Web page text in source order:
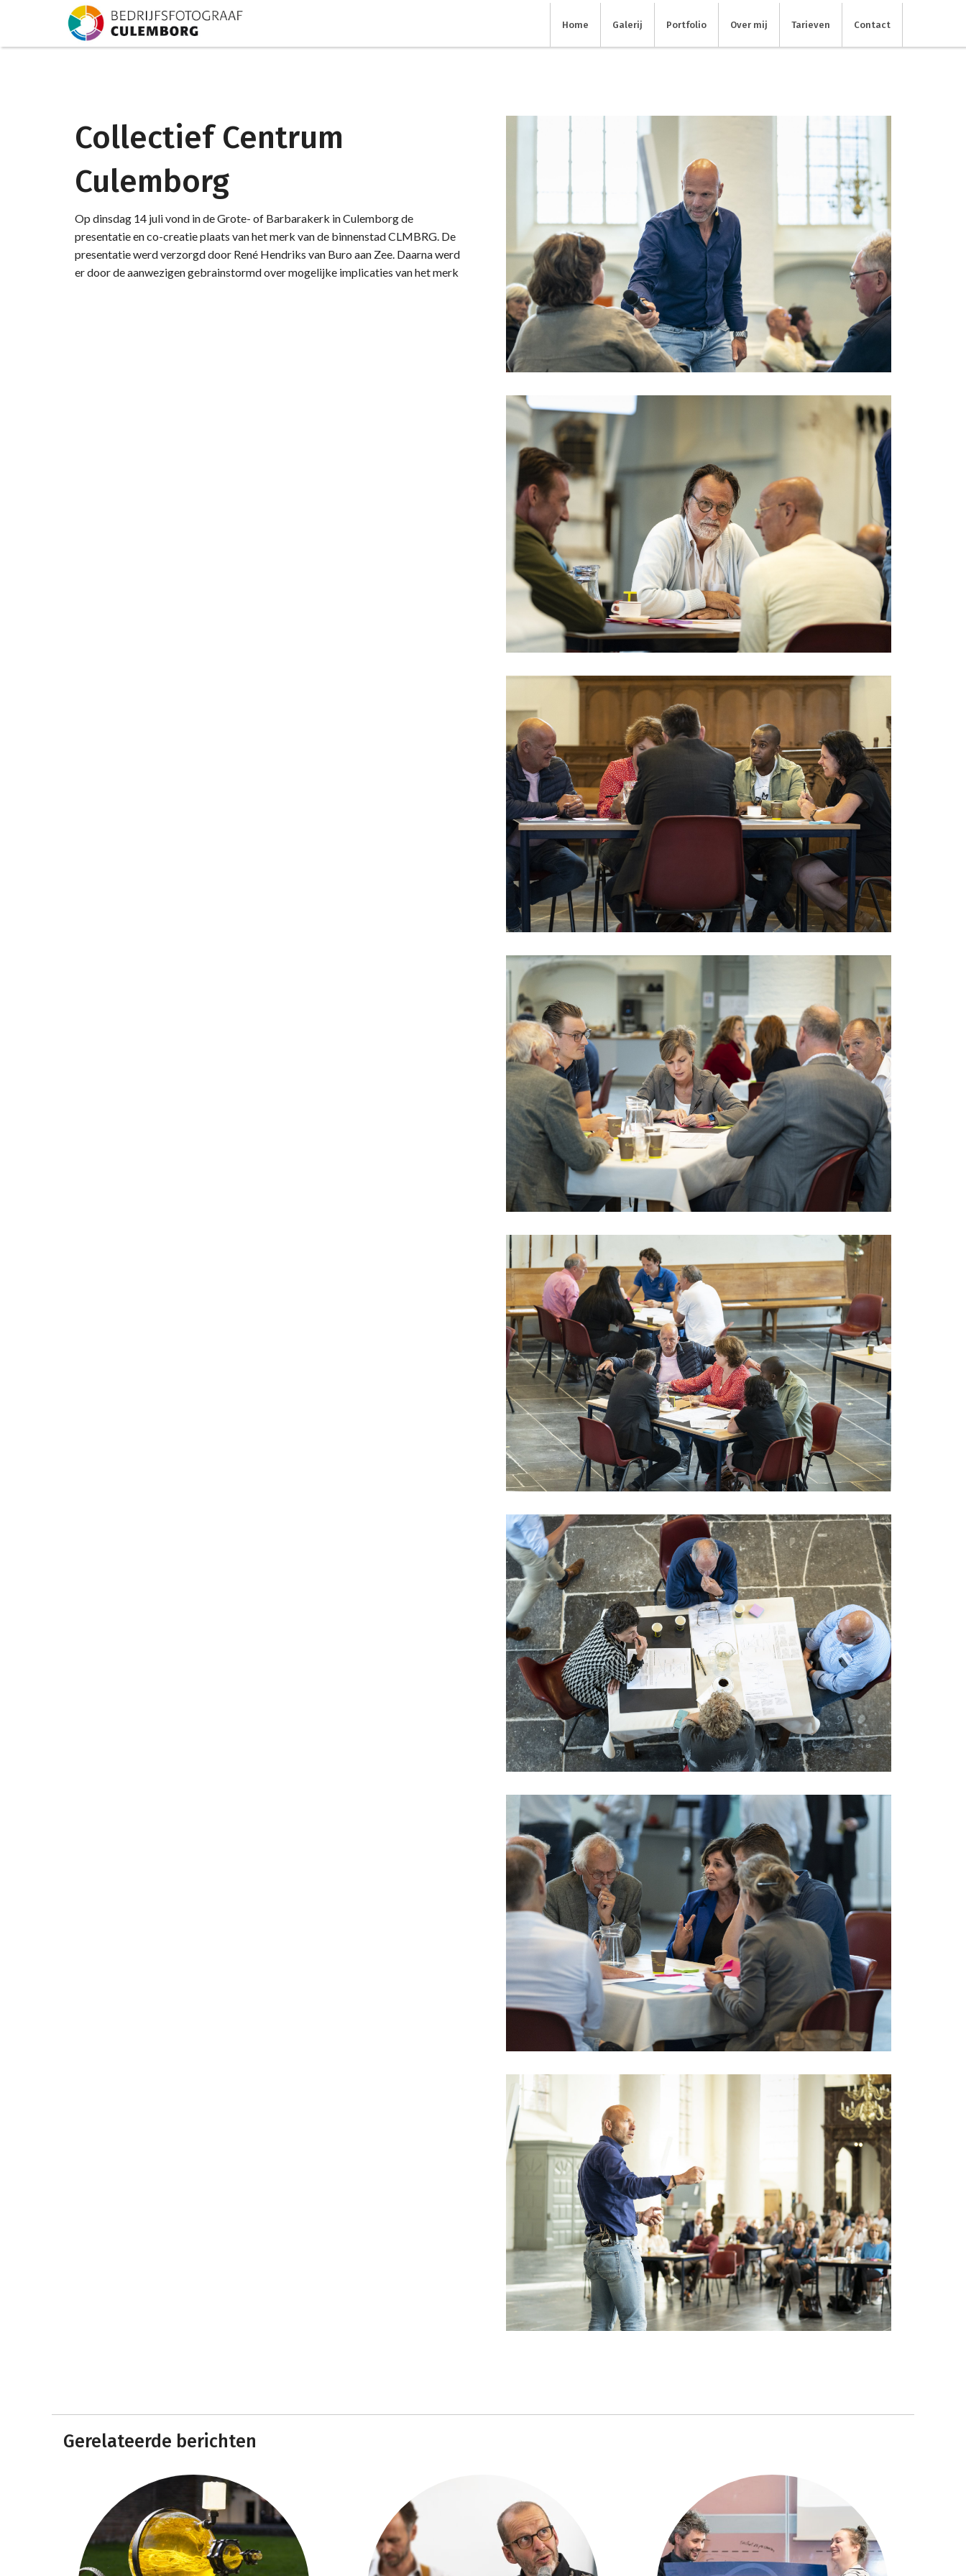
Home Galerij Portfolio Over mij Tarieven Contact
Collectief Centrum
Culemborg
Op dinsdag 14 juli vond in de Grote- of Barbarakerk in Culemborg de
presentatie en co-creatie plaats van het merk van de binnenstad CLMBRG. De
presentatie werd verzorgd door René Hendriks van Buro aan Zee. Daarna werd
er door de aanwezigen gebrainstormd over mogelijke implicaties van het merk
Gerelateerde berichten